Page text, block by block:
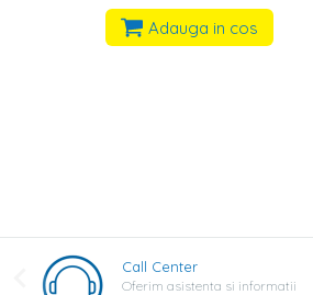
Adauga in cos
Call Center
Oferim asistenta si informatii